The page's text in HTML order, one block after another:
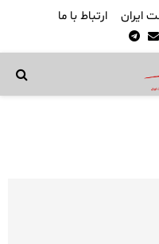
ایران ارتباط با ما
Email
Telegram